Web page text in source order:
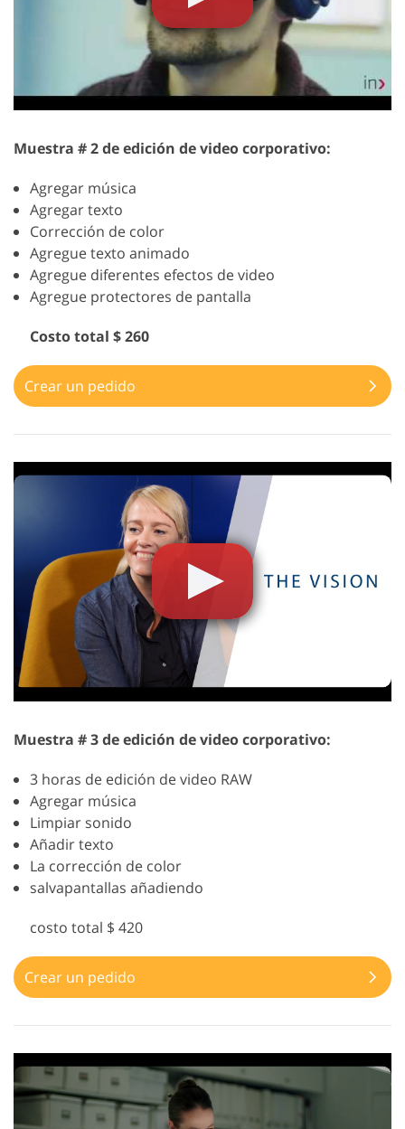
Muestra # 2 de edición de video corporativo:
Agregar música
Agregar texto
Corrección de color
Agregue texto animado
Agregue diferentes efectos de video
Agregue protectores de pantalla
Costo total $ 260
Crear un pedido
Muestra # 3 de edición de video corporativo:
3 horas de edición de video RAW
Agregar música
Limpiar sonido
Añadir texto
La corrección de color
salvapantallas añadiendo
costo total $ 420
Crear un pedido